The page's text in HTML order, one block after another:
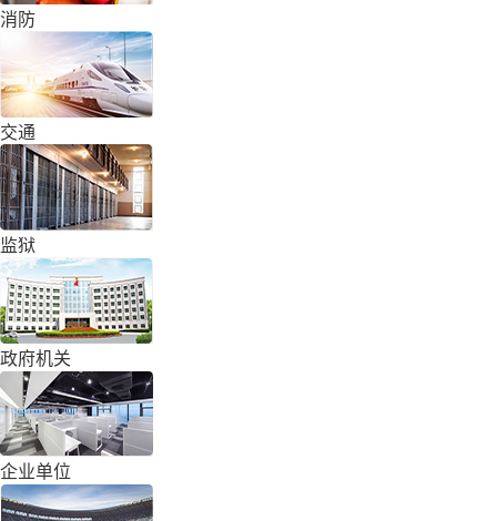
消防
交通
监狱
政府机关
企业单位